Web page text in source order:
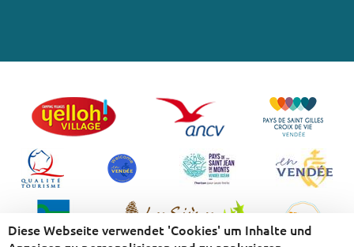
Diese Webseite verwendet 'Cookies' um Inhalte und